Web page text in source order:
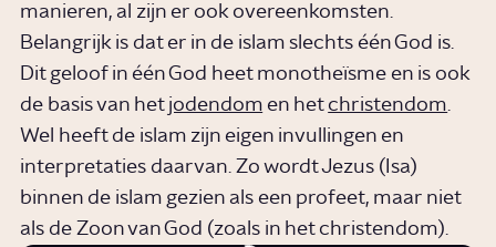
manieren, al zijn er ook overeenkomsten.
Belangrijk is dat er in de islam slechts één God is.
Dit geloof in één God heet monotheïsme en is ook
de basis van het jodendom en het christendom.
Wel heeft de islam zijn eigen invullingen en
interpretaties daarvan. Zo wordt Jezus (Isa)
binnen de islam gezien als een profeet, maar niet
als de Zoon van God (zoals in het christendom).